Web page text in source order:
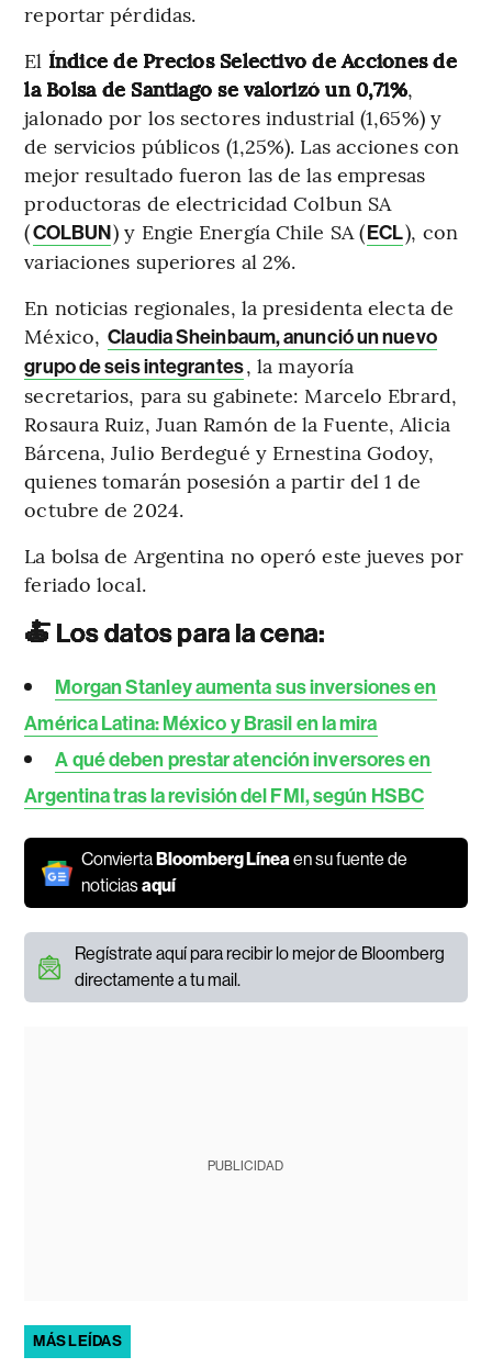
reportar pérdidas.
El Índice de Precios Selectivo de Acciones de
la Bolsa de Santiago se valorizó un 0,71%,
jalonado por los sectores industrial (1,65%) y
de servicios públicos (1,25%). Las acciones con
mejor resultado fueron las de las empresas
productoras de electricidad Colbun SA
(COLBUN) y Engie Energía Chile SA (ECL), con
variaciones superiores al 2%.
En noticias regionales, la presidenta electa de
México, Claudia Sheinbaum, anunció un nuevo
grupo de seis integrantes, la mayoría
secretarios, para su gabinete: Marcelo Ebrard,
Rosaura Ruiz, Juan Ramón de la Fuente, Alicia
Bárcena, Julio Berdegué y Ernestina Godoy,
quienes tomarán posesión a partir del 1 de
octubre de 2024.
La bolsa de Argentina no operó este jueves por
feriado local.
🍝 Los datos para la cena:
Morgan Stanley aumenta sus inversiones en
América Latina: México y Brasil en la mira
A qué deben prestar atención inversores en
Argentina tras la revisión del FMI, según HSBC
Convierta Bloomberg Líneaen su fuente de
noticiasaquí
Regístrate aquí para recibir lo mejor de Bloomberg
directamente a tu mail.
PUBLICIDAD
MÁS LEÍDAS